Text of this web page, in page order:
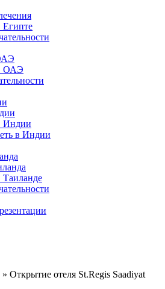
Египте
ОАЭ
Индии
в Индии
Таиланде
» Открытие отеля St.Regis Saadiyat